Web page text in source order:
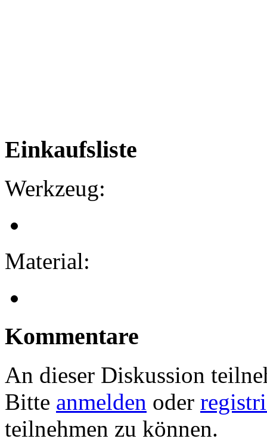
Einkaufsliste
Werkzeug:
Material:
Kommentare
An dieser Diskussion
Bitte anmelden oder
teilnehmen zu können.